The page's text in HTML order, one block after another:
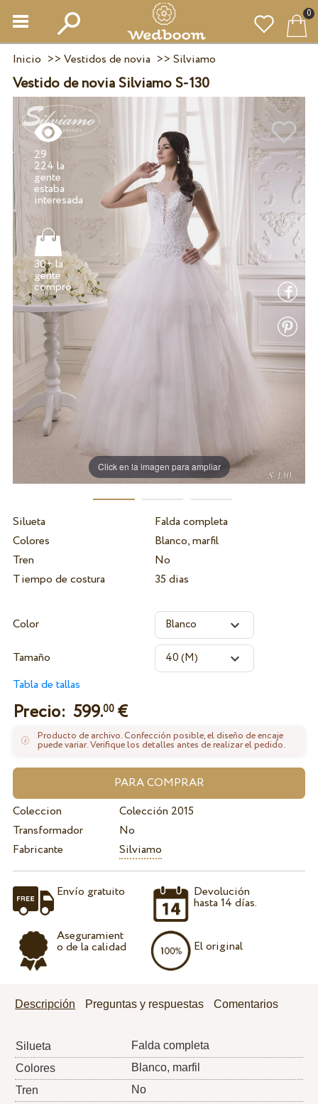
0
Inicio >> Vestidos de novia >> Silviamo
Vestido de novia Silviamo S-130
Click en la imagen para ampliar
29
224 la
gente
estaba
30+ la
gente
compró
Silueta
Falda completa
Colores
Blanco, marfil
Tren
No
Tiempo de costura
35 dias
Color
Tamaño
Tabla de tallas
Precio: 599.00€
Producto de archivo. Confección posible, el diseño de encaje
puede variar. Verifique los detalles antes de realizar el pedido.
Coleccion
Colección 2015
Transformador
No
Fabricante
Silviamo
Envío gratuito
Aseguramient
o de la calidad
Devolución
hasta 14 días.
El original
Descripción Preguntas y respuestas Comentarios
Silueta
Falda completa
Colores
Blanco, marfil
Tren
No